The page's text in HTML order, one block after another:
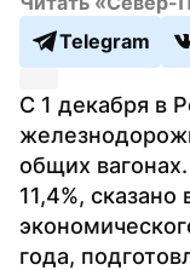
Telegram
С 1 декабря в
общих
11,4%,
года,